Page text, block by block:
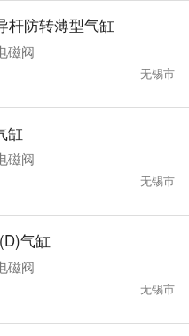
杆防转薄型气缸
磁阀
无锡市
缸
磁阀
无锡市
气缸
磁阀
无锡市